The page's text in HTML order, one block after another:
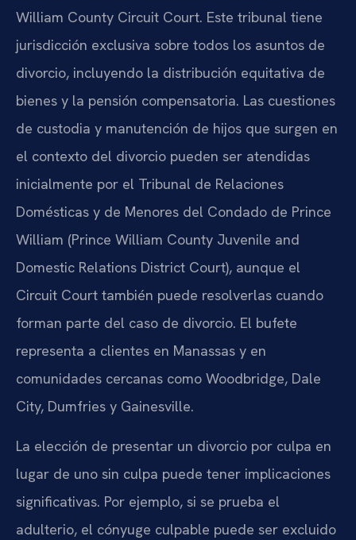
William County Circuit Court. Este tribunal tiene
jurisdicción exclusiva sobre todos los asuntos de
divorcio, incluyendo la distribución equitativa de
bienes y la pensión compensatoria. Las cuestiones
de custodia y manutención de hijos que surgen en
el contexto del divorcio pueden ser atendidas
inicialmente por el Tribunal de Relaciones
Domésticas y de Menores del Condado de Prince
William (Prince William County Juvenile and
Domestic Relations District Court), aunque el
Circuit Court también puede resolverlas cuando
forman parte del caso de divorcio. El bufete
representa a clientes en Manassas y en
comunidades cercanas como Woodbridge, Dale
City, Dumfries y Gainesville.
La elección de presentar un divorcio por culpa en
lugar de uno sin culpa puede tener implicaciones
significativas. Por ejemplo, si se prueba el
adulterio, el cónyuge culpable puede ser excluido